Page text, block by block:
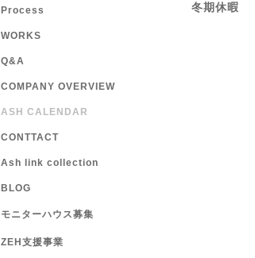
冬期休暇
Process
WORKS
Q&A
COMPANY OVERVIEW
ASH CALENDAR
CONTTACT
Ash link collection
BLOG
モニターハウス募集
ZEH支援事業